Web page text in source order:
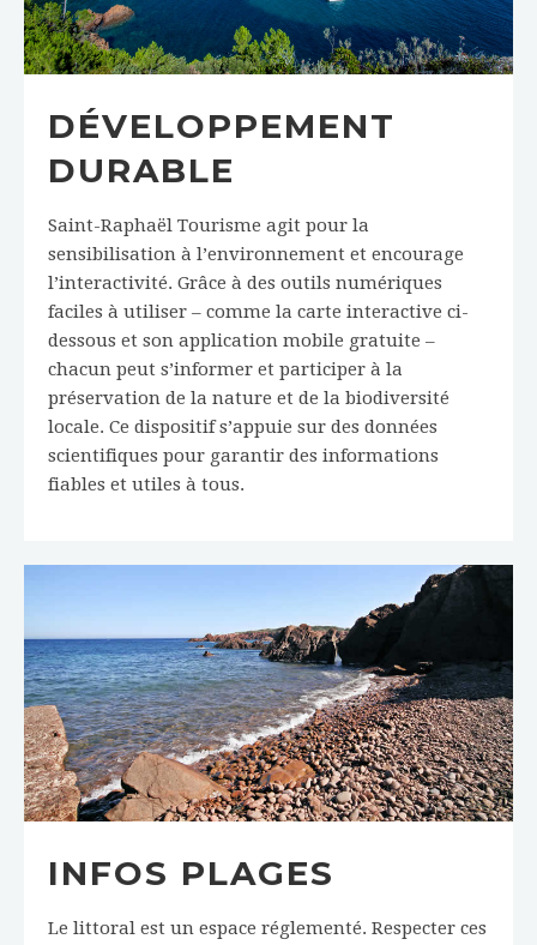
DÉVELOPPEMENT
DURABLE
Saint-Raphaël Tourisme agit pour la
sensibilisation à l’environnement et encourage
l’interactivité. Grâce à des outils numériques
faciles à utiliser – comme la carte interactive ci-
dessous et son application mobile gratuite –
chacun peut s’informer et participer à la
préservation de la nature et de la biodiversité
locale. Ce dispositif s’appuie sur des données
scientifiques pour garantir des informations
fiables et utiles à tous.
INFOS PLAGES
Le littoral est un espace réglementé. Respecter ces